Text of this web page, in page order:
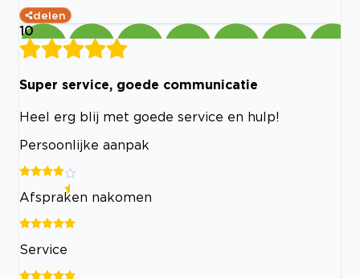
delen
10
Super service, goede communicatie
Heel erg blij met goede service en hulp!
Persoonlijke aanpak
Afspraken nakomen
Service